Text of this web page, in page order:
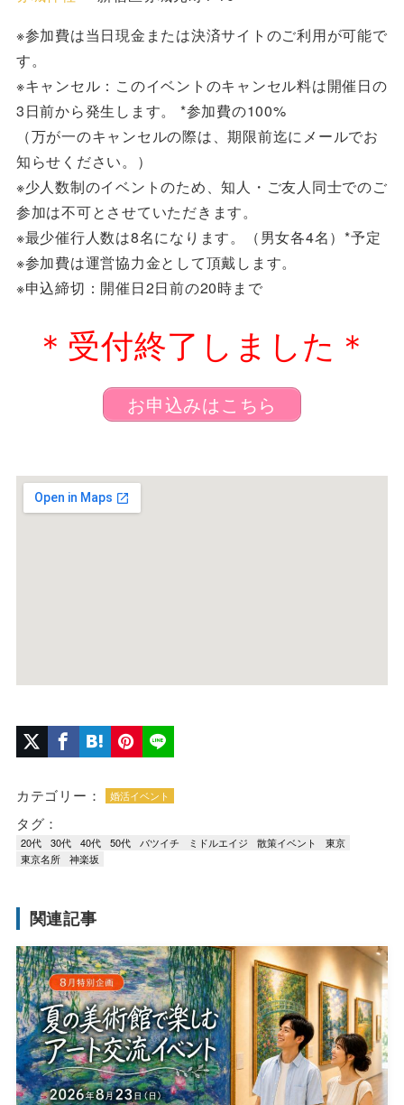
※参加費は当日現金または決済サイトのご利用が可能で
す。
※キャンセル：このイベントのキャンセル料は開催日の
3日前から発生します。 *参加費の100%
（万が一のキャンセルの際は、期限前迄にメールでお
知らせください。）
※少人数制のイベントのため、知人・ご友人同士でのご
参加は不可とさせていただきます。
※最少催行人数は8名になります。（男女各4名）*予定
※参加費は運営協力金として頂戴します。
※申込締切：開催日2日前の20時まで
＊受付終了しました＊
お申込みはこちら
カテゴリー： 婚活イベント
タグ：
20代 30代 40代 50代 バツイチ ミドルエイジ 散策イベント
東京
東京名所
神楽坂
関連記事